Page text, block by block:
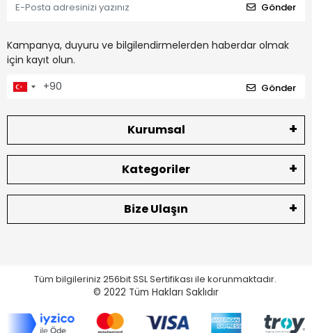
Gönder
Kampanya, duyuru ve bilgilendirmelerden haberdar olmak
için kayıt olun.
Gönder
Kurumsal
Kategoriler
Bize Ulaşın
Tüm bilgileriniz 256bit SSL Sertifikası ile korunmaktadır.
© 2022 Tüm Hakları Saklıdır